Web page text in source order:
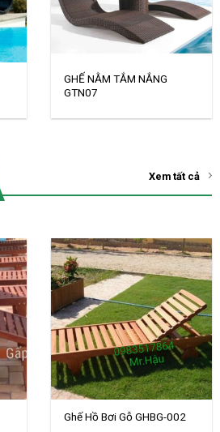
GHẾ NẰM TẮM NẮNG
GTN07
Xem tất cả
Ghế Hồ Bơi Gỗ GHBG-002